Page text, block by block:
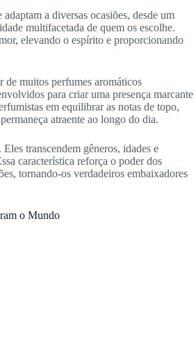
a diversas ocasiões, desde um
multifacetada de quem os escolhe.
elevando o espírito e proporcionando
de muitos perfumes aromáticos
para criar uma presença marcante
em equilibrar as notas de topo,
atraente ao longo do dia.
transcendem gêneros, idades e
característica reforça o poder dos
tornando-os verdadeiros embaixadores
o Mundo